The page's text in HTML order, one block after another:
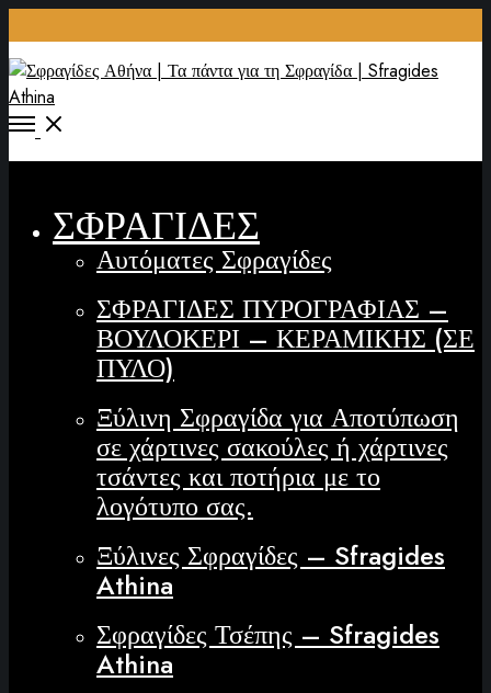
ΣΦΡΑΓΙΔΕΣ
Αυτόματες Σφραγίδες
ΣΦΡΑΓΙΔΕΣ ΠΥΡΟΓΡΑΦΙΑΣ –
ΒΟΥΛΟΚΕΡΙ – ΚΕΡΑΜΙΚΗΣ (ΣΕ
ΠΥΛΟ)
Ξύλινη Σφραγίδα για Αποτύπωση
σε χάρτινες σακούλες ή χάρτινες
τσάντες και ποτήρια με το
λογότυπο σας.
Ξύλινες Σφραγίδες – Sfragides
Athina
Σφραγίδες Τσέπης – Sfragides
Athina